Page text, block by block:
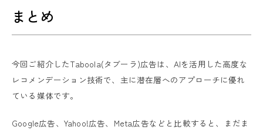
まとめ
今回ご紹介したTaboola(タブーラ)広告は、AIを活用した高度な
レコメンデーション技術で、主に潜在層へのアプローチに優れ
ている媒体です。
Google広告、Yahoo!広告、Meta広告などと比較すると、まだま